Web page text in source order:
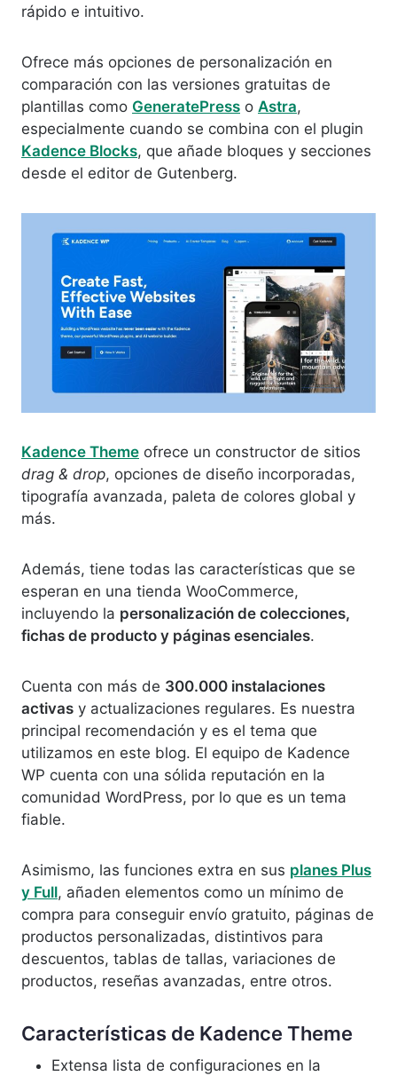
rápido e intuitivo.
Ofrece más opciones de personalización en
comparación con las versiones gratuitas de
plantillas como GeneratePress o Astra,
especialmente cuando se combina con el plugin
Kadence Blocks, que añade bloques y secciones
desde el editor de Gutenberg.
Kadence Theme ofrece un constructor de sitios
drag & drop, opciones de diseño incorporadas,
tipografía avanzada, paleta de colores global y
más.
Además, tiene todas las características que se
esperan en una tienda WooCommerce,
incluyendo la personalización de colecciones,
fichas de producto y páginas esenciales.
Cuenta con más de 300.000 instalaciones
activas y actualizaciones regulares. Es nuestra
principal recomendación y es el tema que
utilizamos en este blog. El equipo de Kadence
WP cuenta con una sólida reputación en la
comunidad WordPress, por lo que es un tema
fiable.
Asimismo, las funciones extra en sus planes Plus
y Full, añaden elementos como un mínimo de
compra para conseguir envío gratuito, páginas de
productos personalizadas, distintivos para
descuentos, tablas de tallas, variaciones de
productos, reseñas avanzadas, entre otros.
Características de Kadence Theme
Extensa lista de configuraciones en la